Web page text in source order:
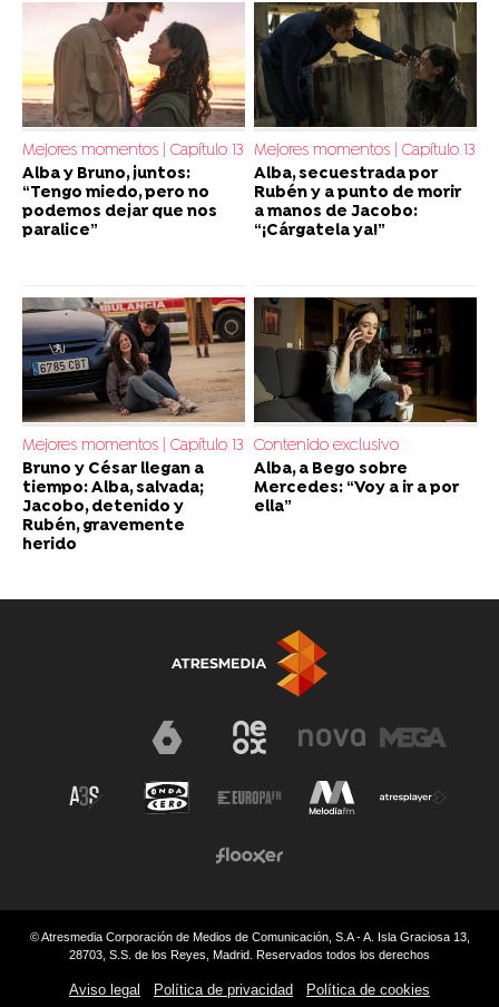
Mejores momentos | Capítulo 13
Alba y Bruno, juntos:
“Tengo miedo, pero no
podemos dejar que nos
paralice”
Mejores momentos | Capítulo 13
Alba, secuestrada por
Rubén y a punto de morir
a manos de Jacobo:
“¡Cárgatela ya!”
Mejores momentos | Capítulo 13
Bruno y César llegan a
tiempo: Alba, salvada;
Jacobo, detenido y
Rubén, gravemente
herido
Contenido exclusivo
Alba, a Bego sobre
Mercedes: “Voy a ir a por
ella”
© Atresmedia Corporación de Medios de Comunicación, S.A - A. Isla Graciosa 13,
28703, S.S. de los Reyes, Madrid. Reservados todos los derechos
Aviso legal Política de privacidad Política de cookies